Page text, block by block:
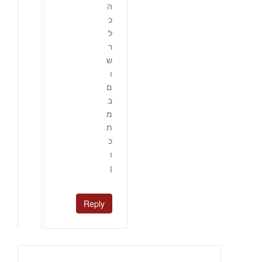
ה
כ
ל
ר
ש
ו
ם
ב
מ
ת
כ
ו
ן
Reply